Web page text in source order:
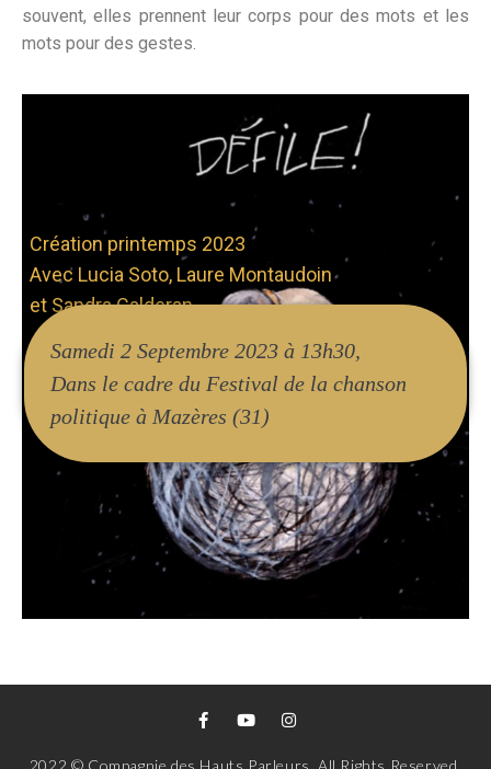
souvent, elles prennent leur corps pour des mots et les
mots pour des gestes.
Création printemps 2023
Avec Lucia Soto, Laure Montaudoin
et Sandra Calderan
Samedi 2 Septembre 2023 à 13h30,
Dans le cadre du Festival de la chanson
politique à Mazères (31)
2022 © Compagnie des Hauts Parleurs. All Rights Reserved.